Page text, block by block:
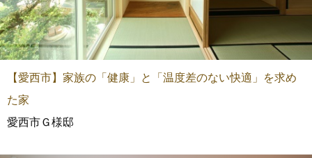
【愛西市】家族の「健康」と「温度差のない快適」を求め
た家
愛西市Ｇ様邸